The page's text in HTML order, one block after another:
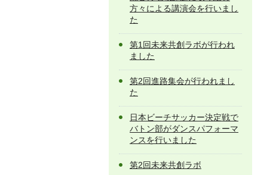
方々による講演会を行いまし
た
第1回未来共創ラボが行われ
ました
第2回進路集会が行われまし
た
日本ビーチサッカー決定戦で
バトン部がダンスパフォーマ
ンスを行いました
第2回未来共創ラボ